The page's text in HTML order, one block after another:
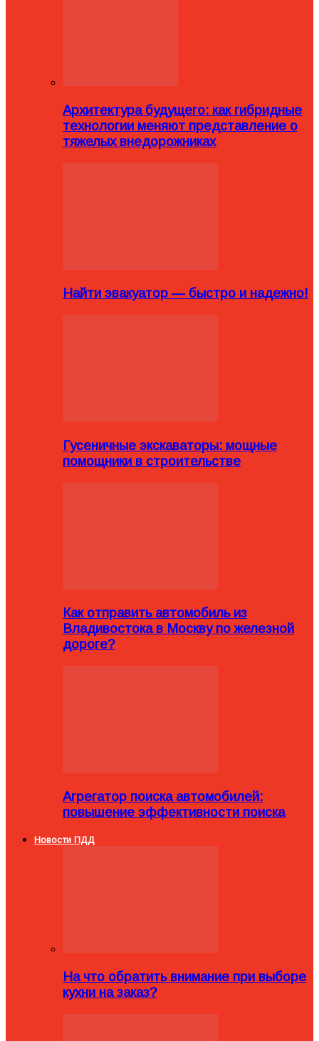
Архитектура будущего: как гибридные
технологии меняют представление о
тяжелых внедорожниках
Найти эвакуатор — быстро и надежно!
Гусеничные экскаваторы: мощные
помощники в строительстве
Как отправить автомобиль из
Владивостока в Москву по железной
дороге?
Агрегатор поиска автомобилей:
повышение эффективности поиска
Новости ПДД
На что обратить внимание при выборе
кухни на заказ?